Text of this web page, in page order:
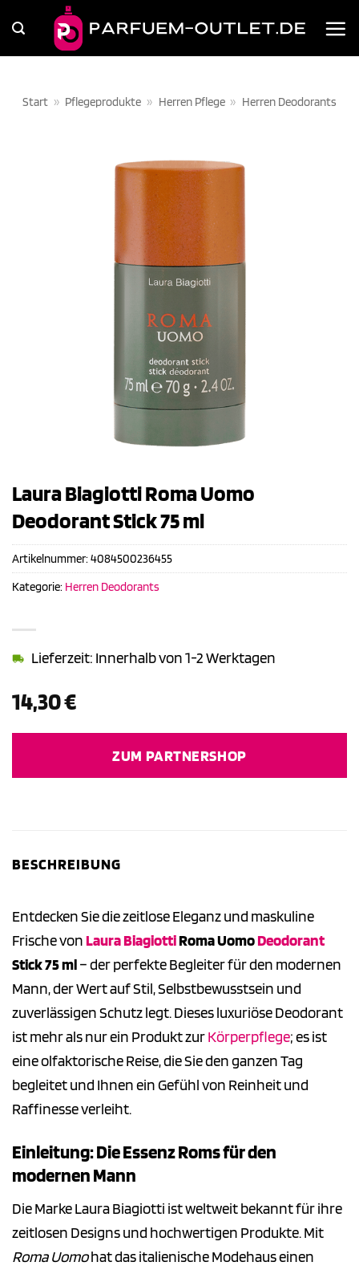
Inhalt
springen
Start » Pflegeprodukte » Herren Pflege » Herren Deodorants
Laura Biagiotti Roma Uomo
Deodorant Stick 75 ml
14,30€
Lieferzeit: Innerhalb von 1-2 Werktagen
ZUM PARTNERSHOP
Artikelnummer: 4084500236455
Kategorie: Herren Deodorants
BESCHREIBUNG
Entdecken Sie die zeitlose Eleganz und maskuline
Frische vonLaura BiagiottiRoma UomoDeodorant
Stick 75 ml– der perfekte Begleiter für den modernen
Mann, der Wert auf Stil, Selbstbewusstsein und
zuverlässigen Schutz legt. Dieses luxuriöse Deodorant
ist mehr als nur ein Produkt zurKörperpflege; es ist
eine olfaktorische Reise, die Sie den ganzen Tag
begleitet und Ihnen ein Gefühl von Reinheit und
Raffinesse verleiht.
Einleitung: Die Essenz Roms für den
modernen Mann
Die Marke Laura Biagiotti ist weltweit bekannt für ihre
zeitlosen Designs und hochwertigen Produkte. Mit
Roma Uomohat das italienische Modehaus einen